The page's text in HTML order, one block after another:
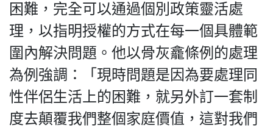
私
隱
政
策
及
免
責
聲
困難，完全可以通過個別政策靈活處
理，以指明授權的方式在每一個具體範
圍內解決問題。他以骨灰龕條例的處理
為例強調：「現時問題是因為要處理同
性伴侶生活上的困難，就另外訂一套制
度去顛覆我們整個家庭價值，這對我們